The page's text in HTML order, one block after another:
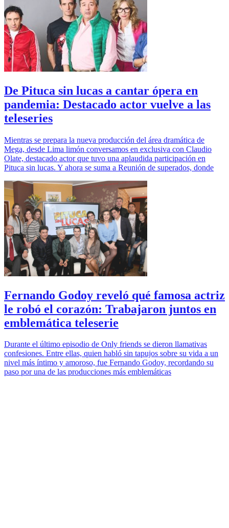
De Pituca sin lucas a cantar ópera en
pandemia: Destacado actor vuelve a las
teleseries
Mientras se prepara la nueva producción del área dramática de
Mega, desde Lima limón conversamos en exclusiva con Claudio
Olate, destacado actor que tuvo una aplaudida participación en
Pituca sin lucas. Y ahora se suma a Reunión de superados, donde
Fernando Godoy reveló qué famosa actriz
le robó el corazón: Trabajaron juntos en
emblemática teleserie
Durante el último episodio de Only friends se dieron llamativas
confesiones. Entre ellas, quien habló sin tapujos sobre su vida a un
nivel más íntimo y amoroso, fue Fernando Godoy, recordando su
paso por una de las producciones más emblemáticas